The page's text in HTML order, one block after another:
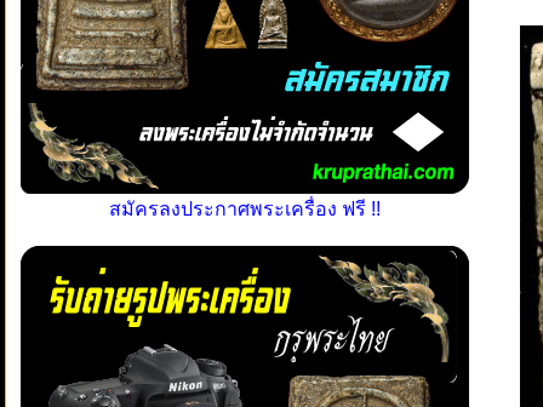
สมัครลงประกาศพระเครื่อง ฟรี !!